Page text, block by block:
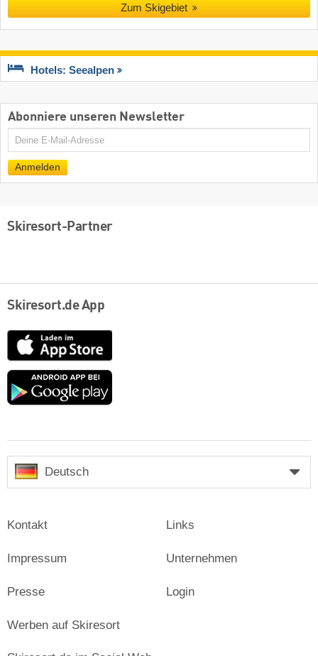
Zum Skigebiet
Hotels: Seealpen
Abonniere unseren Newsletter
E-
Anmelden
Skiresort-Partner
Skiresort.de App
App
Store
Google
Deutsch
Kontakt
Impressum
Presse
Links
Unternehmen
Login
Werben auf Skiresort